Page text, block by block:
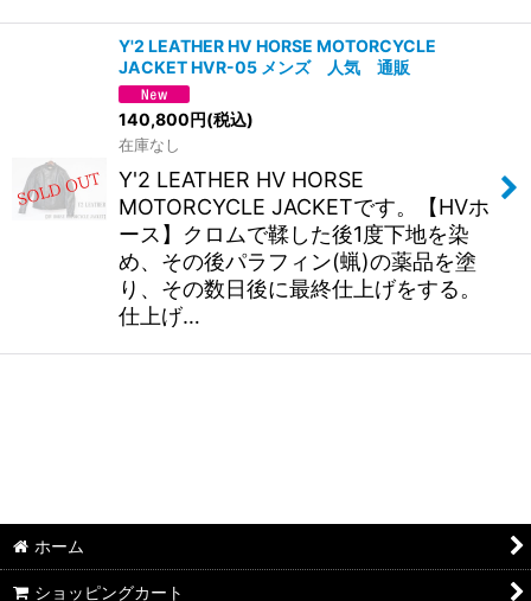
Y'2 LEATHER HV HORSE MOTORCYCLE
JACKET HVR-05 メンズ 人気 通販
140,800円(税込)
在庫なし
Y'2 LEATHER HV HORSE
MOTORCYCLE JACKETです。【HVホ
ース】クロムで鞣した後1度下地を染
め、その後パラフィン(蝋)の薬品を塗
り、その数日後に最終仕上げをする。
仕上げ…
ホーム
ショッピングカート